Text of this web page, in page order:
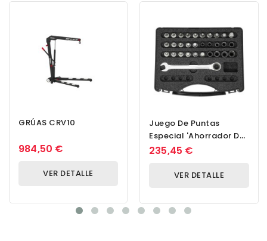
GRÚAS CRV10
984,50 €
VER DETALLE
Juego De Puntas
Especial 'ahorrador De
Espacio', Extracorto, 13
235,45 €
VER DETALLE